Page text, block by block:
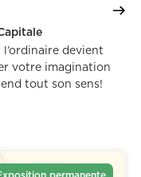
devient
votre imagination
tout son sens!